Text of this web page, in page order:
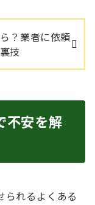
？業者に依頼
技
不安を解
られるよくある